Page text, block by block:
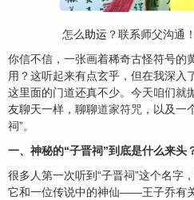
怎么助运 ？联系师父沟通！
你信不信，一张画着稀奇古怪符号的
用？这听起来有点玄乎，但在我深入
这里面的门道还真不少。今天咱们就
友聊天一样，聊聊道家符咒 ，以及
祠”。
一、神秘的“子晋祠”到底是什么来头
很多人第一次听到“子晋祠”这个名字
它和一位传说中的神仙——王子乔有